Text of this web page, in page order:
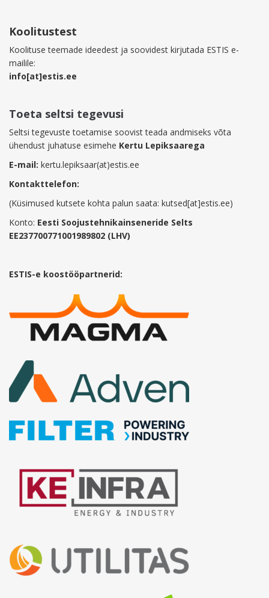
Koolitustest
Koolituse teemade ideedest ja soovidest kirjutada ESTIS e-
mailile:
info[at]estis.ee
Toeta seltsi tegevusi
Seltsi tegevuste toetamise soovist teada andmiseks võta
ühendust juhatuse esimehe Kertu Lepiksaarega
E-mail: kertu.lepiksaar(at)estis.ee
Kontakttelefon:
(Küsimused kutsete kohta palun saata: kutsed[at]estis.ee)
Konto: Eesti Soojustehnikainseneride Selts
EE237700771001989802 (LHV)
ESTIS-e koostööpartnerid: